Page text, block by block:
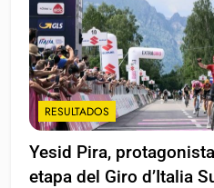
RESULTADOS
Yesid Pira,
etapa del Giro d’Italia